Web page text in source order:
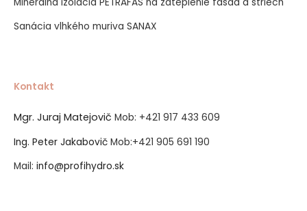
Sanácia vlhkého muriva SANAX
Kontakt
Mgr. Juraj Matejovič Mob: +421 917 433 609
Ing. Peter Jakabovič Mob:+421 905 691 190
Mail: info@profihydro.sk